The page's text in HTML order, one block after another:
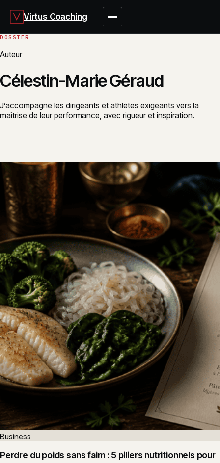
Virtus Coaching
Auteur
Célestin-Marie Géraud
J’accompagne les dirigeants et athlètes exigeants vers la
maîtrise de leur performance, avec rigueur et inspiration.
Business
Perdre du poids sans faim : 5 piliers nutritionnels pour